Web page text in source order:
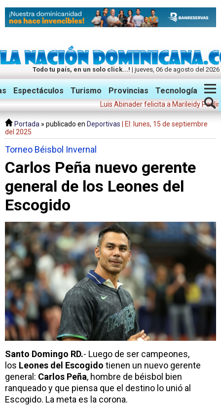
Todo tu país, en un solo click...! | jueves, 06 de agosto del 2026
Twitter Facebook Instagram
Espectáculos Turismo Provincias Tecnología
Luis Abinader felicita a Marileidy Paulino:
Portada » publicado en Deportivas
| El: lunes, 15 de septiembre
del 2025
Torneo Béisbol Invernal
Carlos Peña nuevo gerente
general de los Leones del
Escogido
Santo Domingo RD.- Luego de ser campeones,
los Leones del Escogido tienen un nuevo gerente
general: Carlos Peña, hombre de béisbol bien
ranqueado y que piensa que el destino lo unió al
Escogido. La meta es la corona.